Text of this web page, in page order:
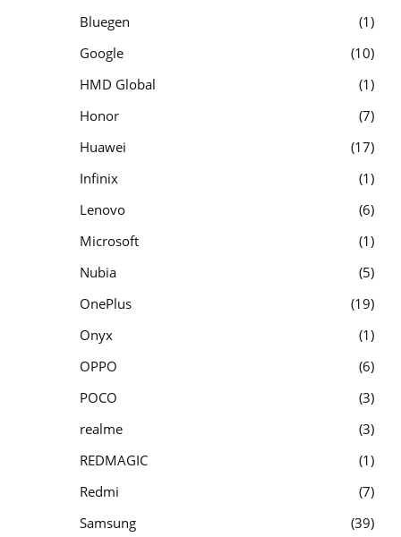
Bluegen
1
Google
10
HMD Global
1
Honor
7
Huawei
17
Infinix
1
Lenovo
6
Microsoft
1
Nubia
5
OnePlus
19
Onyx
1
OPPO
6
POCO
3
realme
3
REDMAGIC
1
Redmi
7
Samsung
39